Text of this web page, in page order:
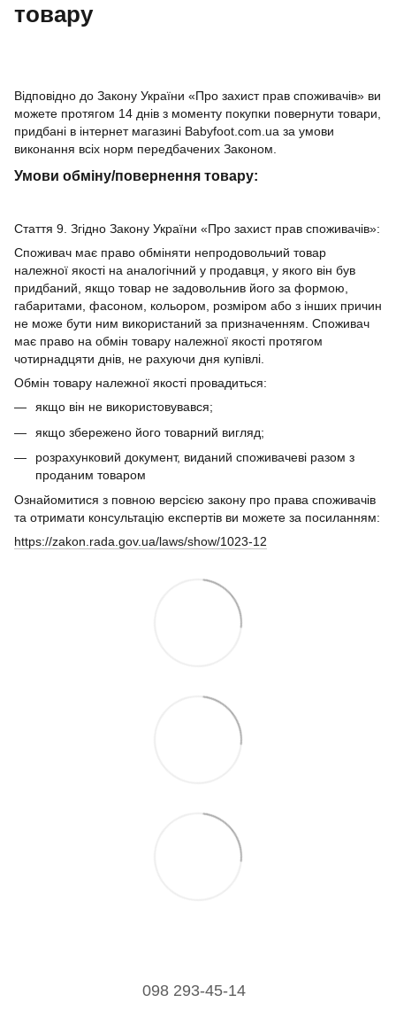
товару
Відповідно до Закону України «Про захист прав споживачів» ви
можете протягом 14 днів з моменту покупки повернути товари,
придбані в інтернет магазині Babyfoot.com.ua за умови
виконання всіх норм передбачених Законом.
Умови обміну/повернення товару:
Стаття 9. Згідно Закону України «Про захист прав споживачів»:
Споживач має право обміняти непродовольчий товар
належної якості на аналогічний у продавця, у якого він був
придбаний, якщо товар не задовольнив його за формою,
габаритами, фасоном, кольором, розміром або з інших причин
не може бути ним використаний за призначенням. Споживач
має право на обмін товару належної якості протягом
чотирнадцяти днів, не рахуючи дня купівлі.
Обмін товару належної якості провадиться:
якщо він не використовувався;
якщо збережено його товарний вигляд;
розрахунковий документ, виданий споживачеві разом з
проданим товаром
Ознайомитися з повною версією закону про права споживачів
та отримати консультацію експертів ви можете за посиланням:
https://zakon.rada.gov.ua/laws/show/1023-12
098 293-45-14